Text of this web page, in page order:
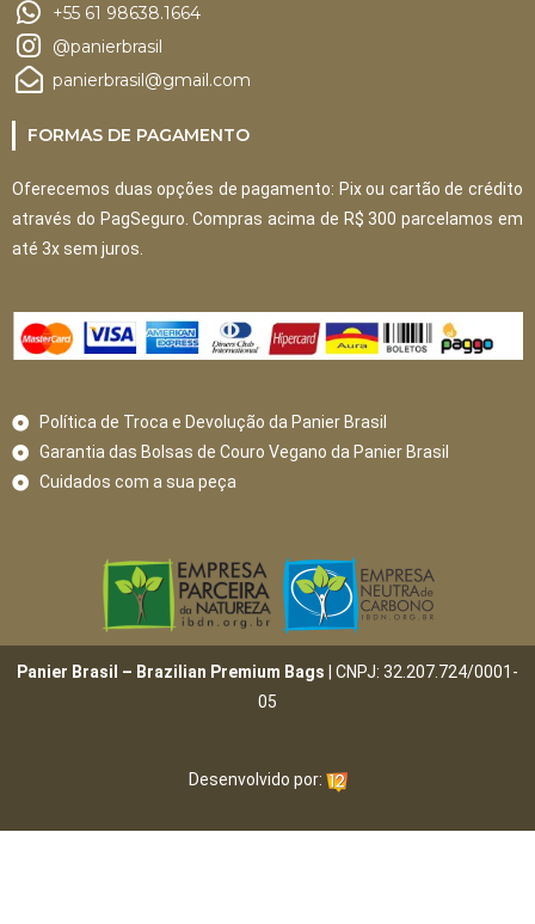
+55 61 98638.1664
@panierbrasil
panierbrasil@gmail.com
FORMAS DE PAGAMENTO
Oferecemos duas opções de pagamento: Pix ou cartão de crédito
através do PagSeguro. Compras acima de R$ 300 parcelamos em
até 3x sem juros.
Política de Troca e Devolução da Panier Brasil
Garantia das Bolsas de Couro Vegano da Panier Brasil
Cuidados com a sua peça
Panier Brasil – Brazilian Premium Bags | CNPJ: 32.207.724/0001-
05
Desenvolvido por: